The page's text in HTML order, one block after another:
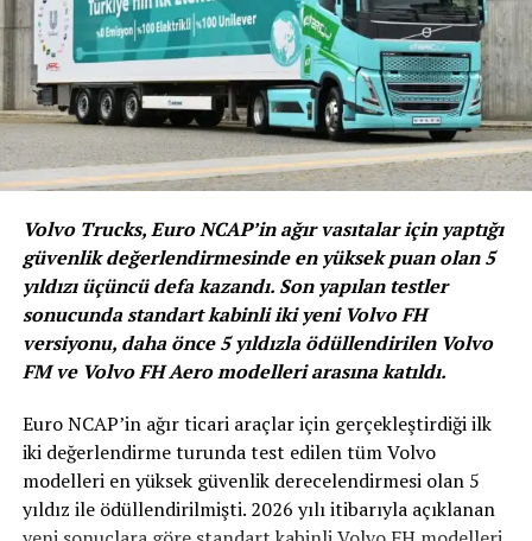
Yeni Citroën Berlingo XTR
Kompakt boyutlarıyla
kullanışlılık ve geniş iç hacmi bir
arada sunan, segmentinin
yaratıcısıBerlingo’ya 55.000TL
için 12 ay %0 faizfırsatı ile
sahip olmak mümkün.
Volvo Trucks, Euro NCAP’in ağır vasıtalar için yaptığı
güvenlik değerlendirmesinde en yüksek puan olan 5
yıldızı üçüncü defa kazandı. Son yapılan testler
sonucunda standart kabinli iki yeni Volvo FH
versiyonu, daha önce 5 yıldızla ödüllendirilen Volvo
FM ve Volvo FH Aero modelleri arasına katıldı.
Euro NCAP’in ağır ticari araçlar için gerçekleştirdiği ilk
iki değerlendirme turunda test edilen tüm Volvo
modelleri en yüksek güvenlik derecelendirmesi olan 5
yıldız ile ödüllendirilmişti. 2026 yılı itibarıyla açıklanan